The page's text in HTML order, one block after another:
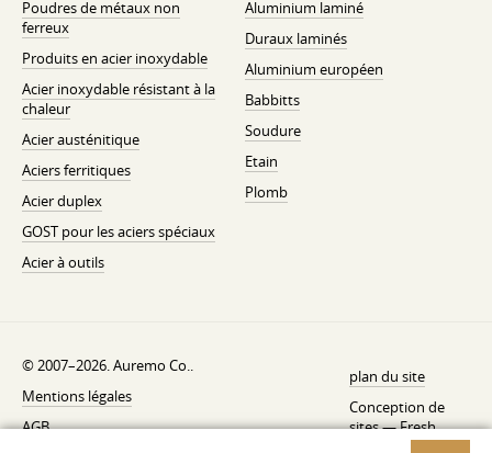
Poudres de métaux non
ferreux
Produits en acier inoxydable
Acier inoxydable résistant à la
chaleur
Acier austénitique
Aciers ferritiques
Acier duplex
GOST pour les aciers spéciaux
Acier à outils
Aluminium laminé
Duraux laminés
Aluminium européen
Babbitts
Soudure
Etain
Plomb
© 2007–2026. Auremo Co..
Mentions légales
AGB
plan du site
Conception de
sites —Fresh